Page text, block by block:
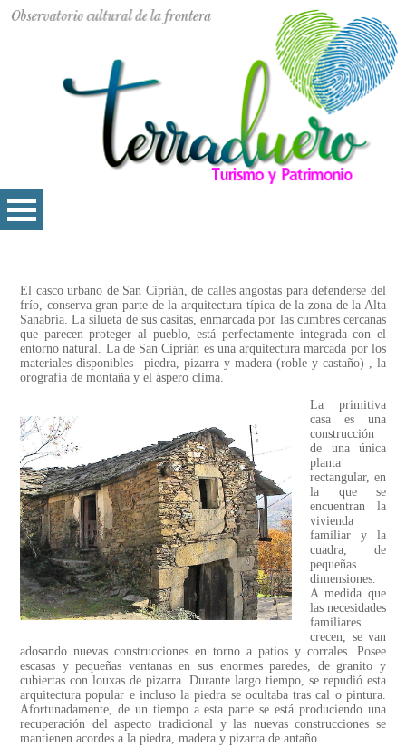
El casco urbano de San Ciprián, de calles angostas para defenderse del
frío, conserva gran parte de la arquitectura típica de la zona de la Alta
Sanabria. La silueta de sus casitas, enmarcada por las cumbres cercanas
que parecen proteger al pueblo, está perfectamente integrada con el
entorno natural. La de San Ciprián es una arquitectura marcada por los
materiales disponibles –piedra, pizarra y madera (roble y castaño)-, la
orografía de montaña y el áspero clima.
La primitiva
casa es una
construcción
de una única
planta
rectangular, en
la que se
encuentran la
vivienda
familiar y la
cuadra, de
pequeñas
dimensiones.
A medida que
las necesidades
familiares
crecen, se van
adosando nuevas construcciones en torno a patios y corrales. Posee
escasas y pequeñas ventanas en sus enormes paredes, de granito y
cubiertas con louxas de pizarra. Durante largo tiempo, se repudió esta
arquitectura popular e incluso la piedra se ocultaba tras cal o pintura.
Afortunadamente, de un tiempo a esta parte se está produciendo una
recuperación del aspecto tradicional y las nuevas construcciones se
mantienen acordes a la piedra, madera y pizarra de antaño.